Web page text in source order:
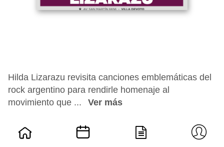
Hilda Lizarazu revisita canciones emblemáticas del
rock argentino para rendirle homenaje al
movimiento que ...
Ver más